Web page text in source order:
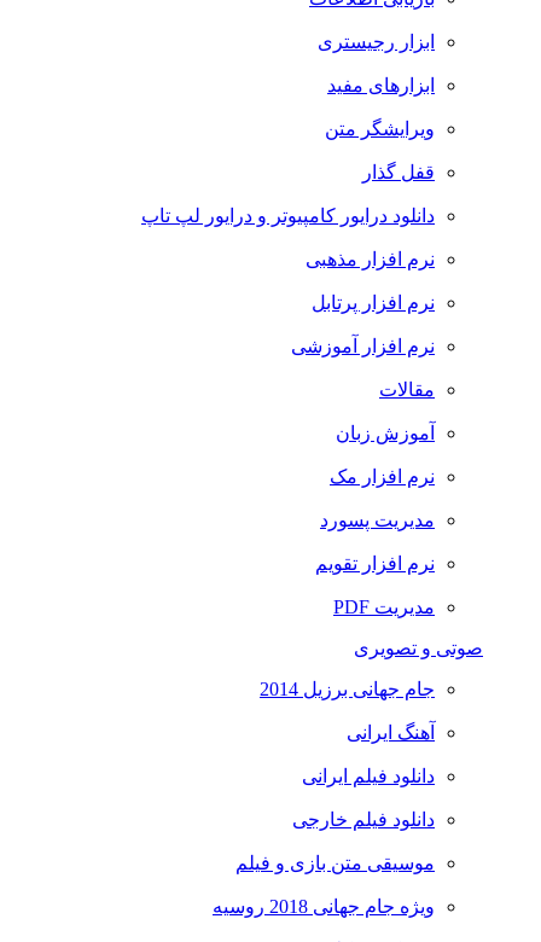
ابزار رجیستری
ابزارهای مفید
ویرایشگر متن
قفل گذار
دانلود درایور کامپیوتر و درایور لپ تاپ
نرم افزار مذهبی
نرم افزار پرتابل
نرم افزار آموزشی
مقالات
آموزش زبان
نرم افزار مک
مدیریت پسورد
نرم افزار تقویم
مدیریت PDF
صوتی و تصویری
جام جهانی برزیل 2014
آهنگ ایرانی
دانلود فیلم ایرانی
دانلود فیلم خارجی
موسیقی متن بازی و فیلم
ویژه جام جهانی 2018 روسیه